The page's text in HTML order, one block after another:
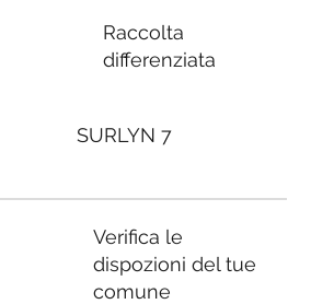
Raccolta
differenziata
SURLYN 7
Verifica le
dispozioni del tue
comune